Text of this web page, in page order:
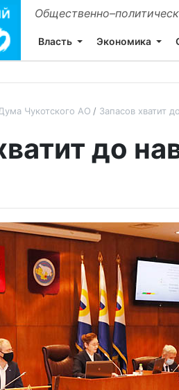
Власть Экономика
Чукотского АО Запасов хватит
до